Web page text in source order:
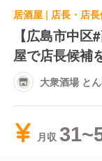
居酒屋 | 店長・店
【広島市中
屋で店長候補
大衆酒場 と
月収